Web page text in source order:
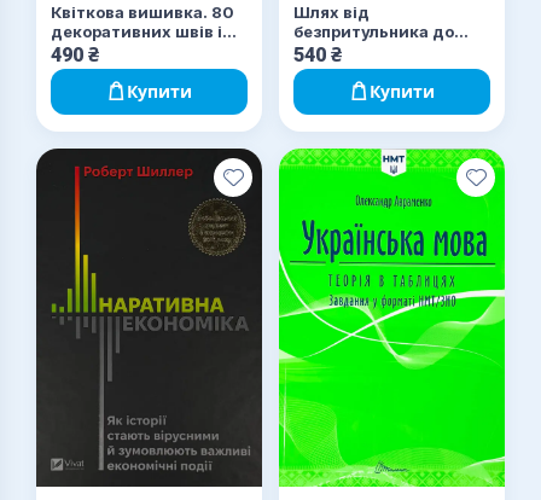
Квіткова вишивка. 80
декоративних швів і
400 комбінацій із
різноманітними
нитками
490 ₴
Купити
Шлях від
безпритульника до
мільйонера (з
афтографом)
540 ₴
Купити